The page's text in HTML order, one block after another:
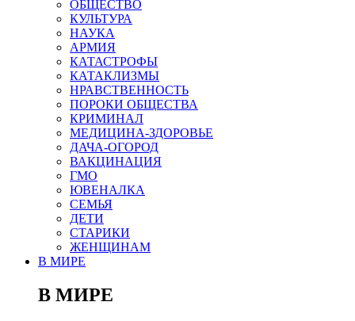
ОБЩЕСТВО
КУЛЬТУРА
НАУКА
АРМИЯ
КАТАСТРОФЫ
КАТАКЛИЗМЫ
НРАВСТВЕННОСТЬ
ПОРОКИ ОБЩЕСТВА
КРИМИНАЛ
МЕДИЦИНА-ЗДОРОВЬЕ
ДАЧА-ОГОРОД
ВАКЦИНАЦИЯ
ГМО
ЮВЕНАЛКА
СЕМЬЯ
ДЕТИ
СТАРИКИ
ЖЕНЩИНАМ
В МИРЕ
В МИРЕ